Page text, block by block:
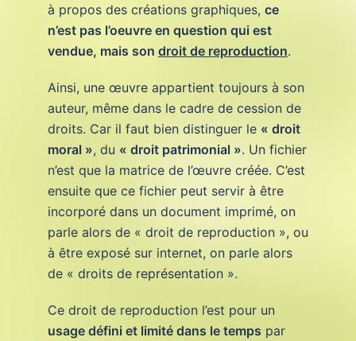
à propos des créations graphiques, ce
n’est pas l’oeuvre en question qui est
vendue, mais son droit de reproduction.
Ainsi, une œuvre appartient toujours à son
auteur, même dans le cadre de cession de
droits. Car il faut bien distinguer le « droit
moral », du « droit patrimonial ». Un fichier
n’est que la matrice de l’œuvre créée. C’est
ensuite que ce fichier peut servir à être
incorporé dans un document imprimé, on
parle alors de « droit de reproduction », ou
à être exposé sur internet, on parle alors
de « droits de représentation ».
Ce droit de reproduction l’est pour un
usage défini et limité dans le temps par